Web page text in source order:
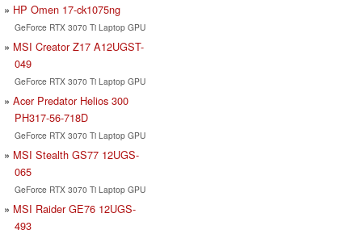
HP Omen 17-ck1075ng
GeForce RTX 3070 Ti Laptop GPU
MSI Creator Z17 A12UGST-
049
GeForce RTX 3070 Ti Laptop GPU
Acer Predator Helios 300
PH317-56-718D
GeForce RTX 3070 Ti Laptop GPU
MSI Stealth GS77 12UGS-
065
GeForce RTX 3070 Ti Laptop GPU
MSI Raider GE76 12UGS-
493